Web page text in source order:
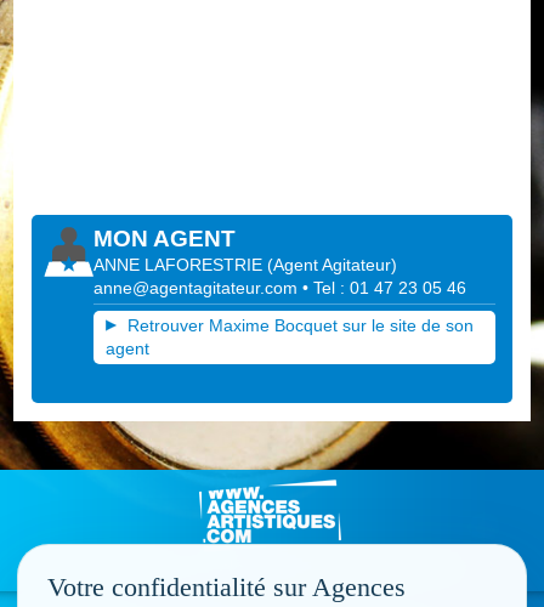
MON AGENT
ANNE LAFORESTRIE (Agent Agitateur)
anne@agentagitateur.com • Tel : 01 47 23 05 46
Retrouver Maxime Bocquet sur le site de son
agent
Votre confidentialité sur Agences